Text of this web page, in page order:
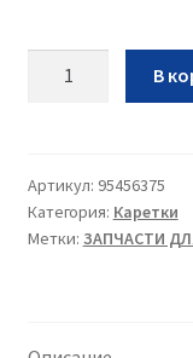
ES25
EBBES25С26
73/126
В
Артикул: 95456375
Категория: Каретки
Метки: ЗАПЧАСТИ